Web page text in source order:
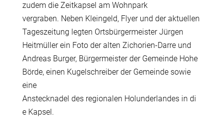
zudem die Zeitkapsel am Wohnpark
vergraben. Neben Kleingeld, Flyer und der aktuellen
Tageszeitung legten Ortsbürgermeister Jürgen
Heitmüller ein Foto der alten Zichorien-Darre und
Andreas Burger, Bürgermeister der Gemeinde Hohe
Börde, einen Kugelschreiber der Gemeinde sowie
eine
Anstecknadel des regionalen Holunderlandes in di
e Kapsel.